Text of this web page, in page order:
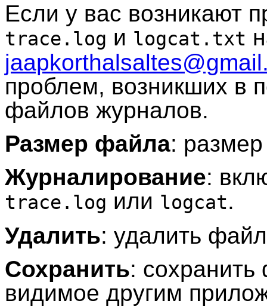
Если у вас возникают
trace.log и logcat.txt
проблем, возникших в
файлов журналов.
Размер файла:
Журналирование:
trace.log или logcat.
Удалить: удалить
Сохранить:
видимое другим